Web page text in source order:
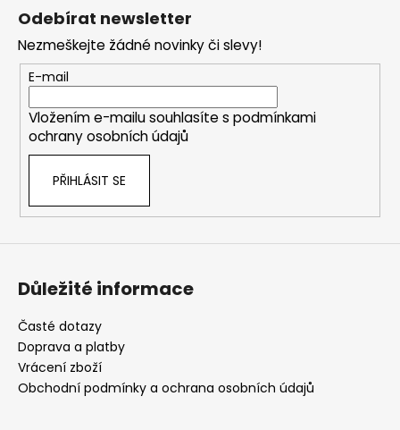
Odebírat newsletter
Nezmeškejte žádné novinky či slevy!
E-mail
Vložením e-mailu souhlasíte s podmínkami
ochrany osobních údajů
PŘIHLÁSIT SE
Důležité informace
Časté dotazy
Doprava a platby
Vrácení zboží
Obchodní podmínky a ochrana osobních údajů